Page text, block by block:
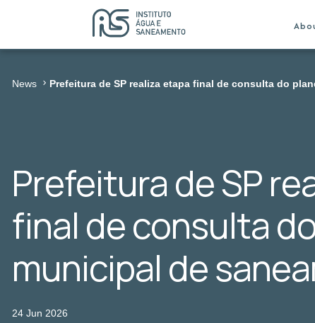
News Prefeitura de SP realiza etapa final de consulta do
Prefeitura de SP
final de consulta
municipal de
24 Jun 2026